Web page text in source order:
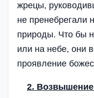
жрецы,
не пренебрегали
природы. Что бы
или на небе, они
проявление
2.